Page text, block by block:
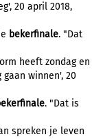
20 april 2018,
bekerfinale. "Dat
heeft zondag en
winnen', 20
. "Dat is
spreken je leven